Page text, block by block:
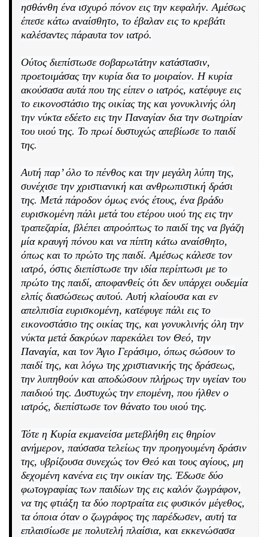
ησθάνθη ένα ισχυρό πόνον εις την κεφαλήν. Αμέσως
έπεσε κάτω αναίσθητο, το έβαλαν εις το κρεβάτι
καλέσαντες πάραυτα τον ιατρό.
Ούτος διεπίστωσε σοβαρωτάτην κατάστασιν,
προετοιμάσας την κυρία δια το μοιραίον. Η κυρία
ακούσασα αυτά που της είπεν ο ιατρός, κατέφυγε εις
το εικονοστάσιο της οικίας της και γονυκλινής όλη
την νύκτα εδέετο εις την Παναγίαν δια την σωτηρίαν
του υιού της. Το πρωί δυστυχώς απεβίωσε το παιδί
της.
Αυτή παρ’ όλο το πένθος και την μεγάλη λύπη της,
συνέχισε την χριστιανική και ανθρωπιστική δράσι
της. Μετά πάροδον όμως ενός έτους, ένα βράδυ
ευρισκομένη πάλι μετά του ετέρου υιού της εις την
τραπεζαρία, βλέπει απροόπτως το παιδί της να βγάζη
μία κραυγή πόνου και να πίπτη κάτω αναίσθητο,
όπως και το πρώτο της παιδί. Αμέσως κάλεσε τον
ιατρό, όστις διεπίστωσε την ιδία περίπτωσι με το
πρώτο της παιδί, αποφανθείς ότι δεν υπάρχει ουδεμία
ελπίς διασώσεως αυτού. Αυτή κλαίουσα και εν
απελπισία ευρισκομένη, κατέφυγε πάλι εις το
εικονοστάσιο της οικίας της, και γονυκλινής όλη την
νύκτα μετά δακρύων παρεκάλει τον Θεό, την
Παναγία, και τον Άγιο Γεράσιμο, όπως σώσουν το
παιδί της, και λόγω της χριστιανικής της δράσεως,
την λυπηθούν και αποδώσουν πλήρως την υγείαν του
παιδιού της. Δυστυχώς την επομένη, που ήλθεν ο
ιατρός, διεπίστωσε τον θάνατο του υιού της.
Τότε η Κυρία εκμανείσα μετεβλήθη εις θηρίον
ανήμερον, παύσασα τελείως την προηγουμένη δράσιν
της, υβρίζουσα συνεχώς τον Θεό και τους αγίους, μη
δεχομένη κανένα εις την οικίαν της. Έδωσε δύο
φωτογραφίας των παιδίων της εις καλόν ζωγράφον,
να της φτιάξη τα δύο πορτραίτα εις φυσικόν μέγεθος,
τα όποια όταν ο ζωγράφος της παρέδωσεν, αυτή τα
επλαισίωσε με πολυτελή πλαίσια, και εκκενώσασα